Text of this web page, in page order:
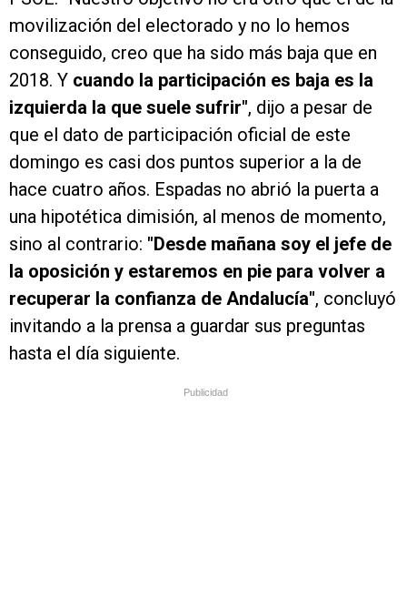
movilización del electorado y no lo hemos
conseguido, creo que ha sido más baja que en
2018. Y cuando la participación es baja es la
izquierda la que suele sufrir", dijo a pesar de
que el dato de participación oficial de este
domingo es casi dos puntos superior a la de
hace cuatro años. Espadas no abrió la puerta a
una hipotética dimisión, al menos de momento,
sino al contrario: "Desde mañana soy el jefe de
la oposición y estaremos en pie para volver a
recuperar la confianza de Andalucía", concluyó
invitando a la prensa a guardar sus preguntas
hasta el día siguiente.
Publicidad